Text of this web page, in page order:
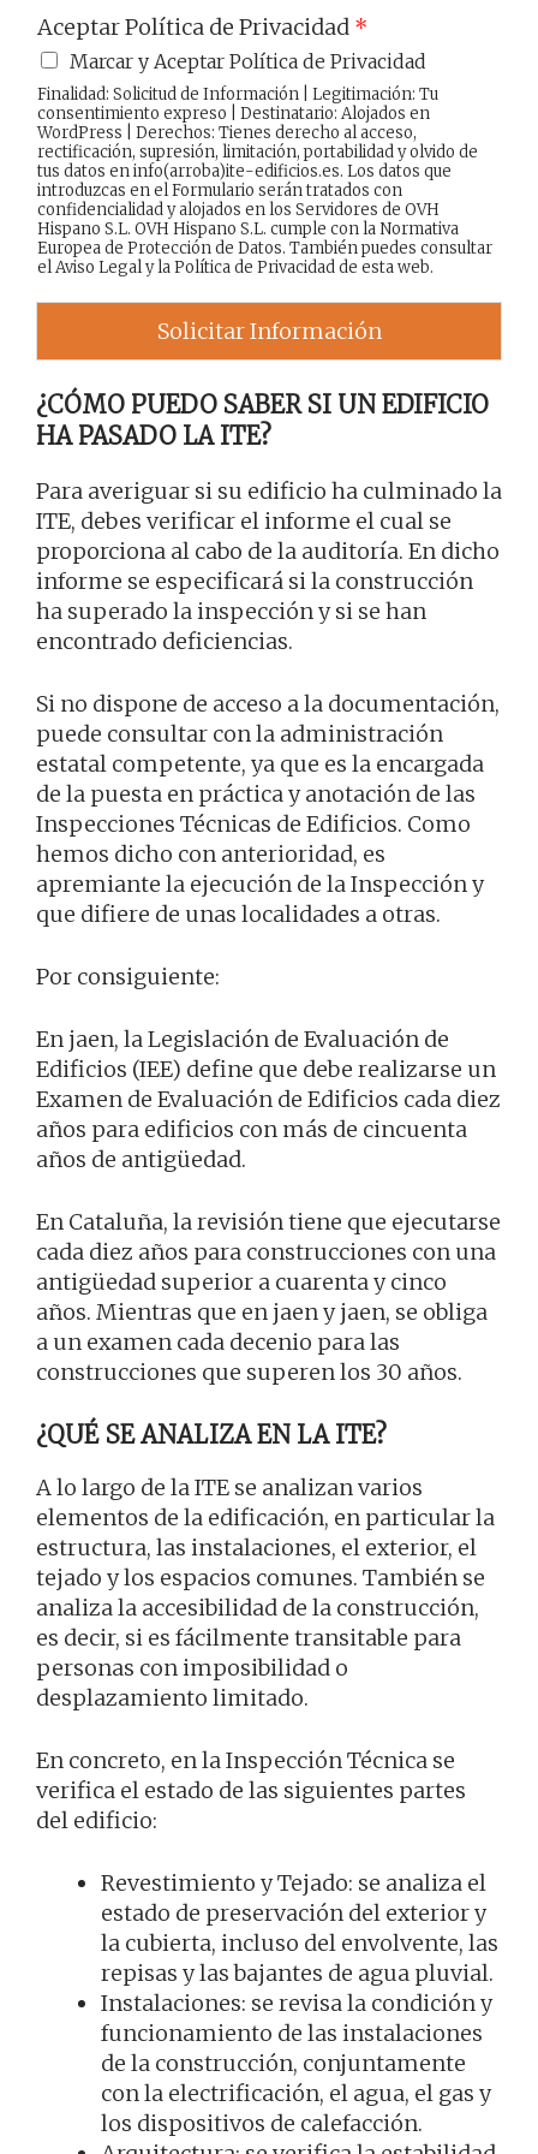
Aceptar Política de Privacidad *
Marcar y Aceptar Política de Privacidad
Finalidad: Solicitud de Información | Legitimación: Tu
consentimiento expreso | Destinatario: Alojados en
WordPress | Derechos: Tienes derecho al acceso,
rectificación, supresión, limitación, portabilidad y olvido de
tus datos en info(arroba)ite-edificios.es. Los datos que
introduzcas en el Formulario serán tratados con
confidencialidad y alojados en los Servidores de OVH
Hispano S.L. OVH Hispano S.L. cumple con la Normativa
Europea de Protección de Datos. También puedes consultar
elAviso Legaly laPolítica de Privacidadde esta web.
Solicitar Información
¿CÓMO PUEDO SABER SI UN EDIFICIO
HA PASADO LA ITE?
Para averiguar si su edificio ha culminado la
ITE, debes verificar el informe el cual se
proporciona al cabo de la auditoría. En dicho
informe se especificará si la construcción
ha superado la inspección y si se han
encontrado deficiencias.
Si no dispone de acceso a la documentación,
puede consultar con la administración
estatal competente, ya que es la encargada
de la puesta en práctica y anotación de las
Inspecciones Técnicas de Edificios. Como
hemos dicho con anterioridad, es
apremiante la ejecución de la Inspección y
que difiere de unas localidades a otras.
Por consiguiente:
En jaen, la Legislación de Evaluación de
Edificios (IEE) define que debe realizarse un
Examen de Evaluación de Edificios cada diez
años para edificios con más de cincuenta
años de antigüedad.
En Cataluña, la revisión tiene que ejecutarse
cada diez años para construcciones con una
antigüedad superior a cuarenta y cinco
años. Mientras que en jaen y jaen, se obliga
a un examen cada decenio para las
construcciones que superen los 30 años.
¿QUÉ SE ANALIZA EN LA ITE?
A lo largo de la ITE se analizan varios
elementos de la edificación, en particular la
estructura, las instalaciones, el exterior, el
tejado y los espacios comunes. También se
analiza la accesibilidad de la construcción,
es decir, si es fácilmente transitable para
personas con imposibilidad o
desplazamiento limitado.
En concreto, en la Inspección Técnica se
verifica el estado de las siguientes partes
del edificio:
Revestimiento y Tejado: se analiza el
estado de preservación del exterior y
la cubierta, incluso del envolvente, las
repisas y las bajantes de agua pluvial.
Instalaciones: se revisa la condición y
funcionamiento de las instalaciones
de la construcción, conjuntamente
con la electrificación, el agua, el gas y
los dispositivos de calefacción.